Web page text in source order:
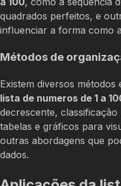
quadrados perfeitos, e
influenciar a forma como
Métodos de
Existem diversos
lista de numeros de 1 a
decrescente,
tabelas e gráficos para
outras abordagens que
dados.